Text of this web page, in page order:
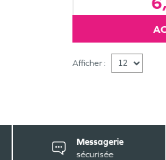
Afficher :
Messagerie
sécurisée